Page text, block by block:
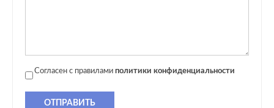
Согласен с правилами политики конфиденциальности
ОТПРАВИТЬ